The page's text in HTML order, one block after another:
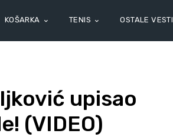
KOŠARKA TENIS OSTALE VESTI
upisao
(VIDEO)